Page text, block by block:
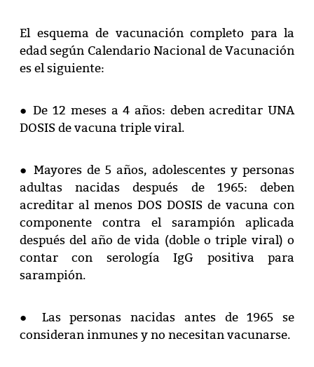
El esquema de vacunación completo para la
edad según Calendario Nacional de Vacunación
es el siguiente:
● De 12 meses a 4 años: deben acreditar UNA
DOSIS de vacuna triple viral.
● Mayores de 5 años, adolescentes y personas
adultas nacidas después de 1965: deben
acreditar al menos DOS DOSIS de vacuna con
componente contra el sarampión aplicada
después del año de vida (doble o triple viral) o
contar con serología IgG positiva para
sarampión.
● Las personas nacidas antes de 1965 se
consideran inmunes y no necesitan vacunarse.